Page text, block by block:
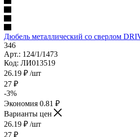
Дюбель металлический со сверлом
346
Арт.: 124/1/1473
Код: ЛИ013519
26.19 ₽ /шт
27 ₽
-3%
Экономия 0.81 ₽
Варианты цен
26.19 ₽ /шт
27 ₽